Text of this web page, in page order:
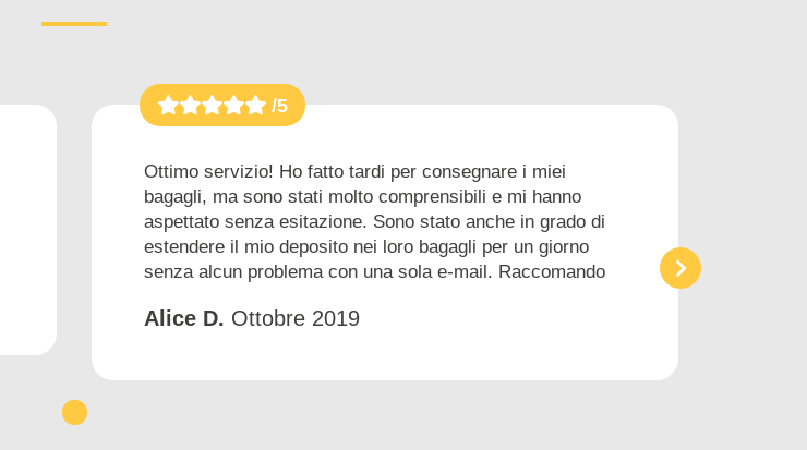
/5
Ottimo servizio! Ho fatto tardi per consegnare i miei
bagagli, ma sono stati molto comprensibili e mi hanno
aspettato senza esitazione. Sono stato anche in grado di
estendere il mio deposito nei loro bagagli per un giorno
senza alcun problema con una sola e-mail. Raccomando
Alice D. Ottobre 2019